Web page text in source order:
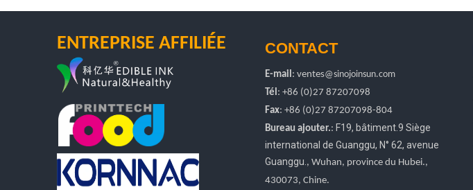
ENTREPRISE AFFILIÉE CONTACT
E-mail: ventes@sinojoinsun.com
Tél: +86 (0)27 87207098
Fax: +86 (0)27 87207098-804
Bureau ajouter.: F19, bâtiment.9 Siège
international de Guanggu, N° 62, avenue
Guanggu. , Wuhan, province du Hubei.,
430073, Chine.